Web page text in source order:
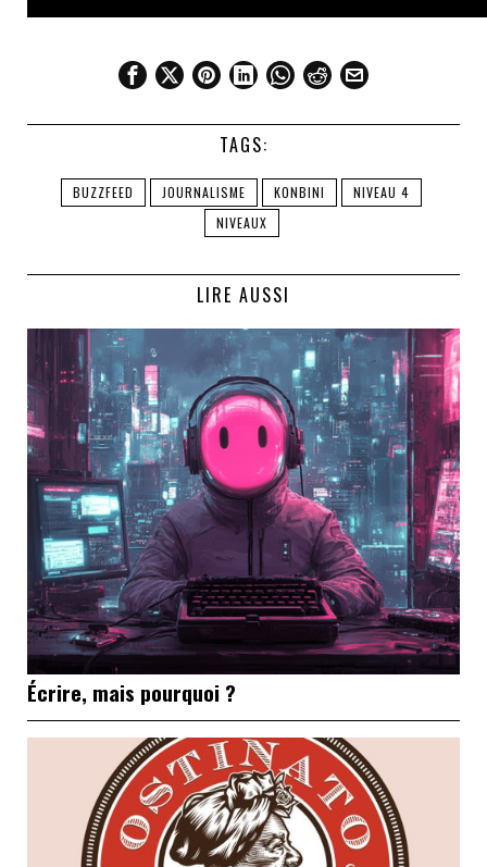
TAGS:
BUZZFEED JOURNALISME KONBINI
NIVEAU 4
NIVEAUX
LIRE AUSSI
Écrire, mais pourquoi ?